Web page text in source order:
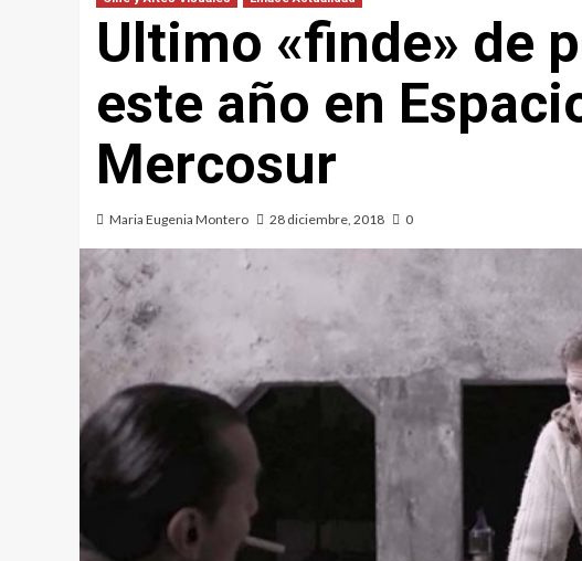
Ultimo «finde» de
este año en
Mercosur
Maria Eugenia Montero 28 diciembre, 2018 0